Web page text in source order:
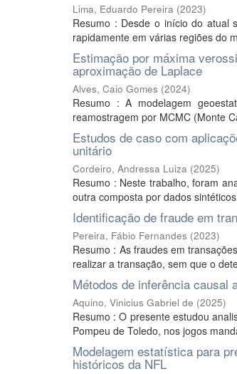
Lima, Eduardo Pereira (2023)
Resumo : Desde o início do atual
rapidamente em várias regiões do
Estimação por máxima
aproximação de Laplace
Alves, Caio Gomes (2024)
Resumo : A modelagem
reamostragem por MCMC (Monte
Estudos de caso com
unitário
Cordeiro, Andressa Luiza (2025)
Resumo : Neste trabalho, foram
outra composta por dados
Identificação de fraude em
Pereira, Fábio Fernandes (2023)
Resumo : As fraudes em
realizar a transação, sem que o
Métodos de inferência causal
Aquino, Vinicius Gabriel de (2025)
Resumo : O presente estudou
Pompeu de Toledo, nos jogos
Modelagem estatística para
históricos da NFL